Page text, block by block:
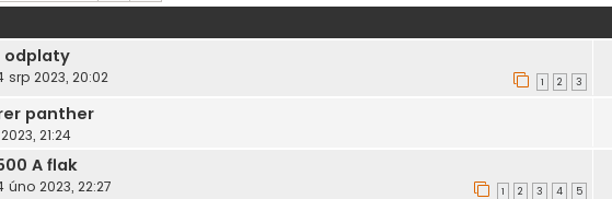
odplaty
srp 2023, 20:02 1 2 3
panther
21:24
A flak
úno 2023, 22:27 1 2 3 4 5